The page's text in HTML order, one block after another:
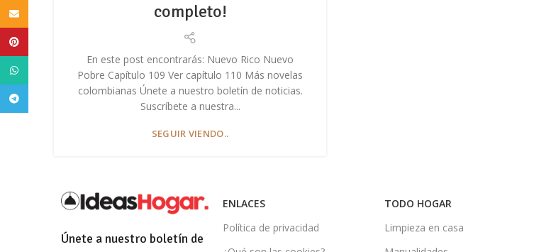
completo!
En este post encontrarás: Nuevo Rico Nuevo
Pobre Capítulo 109 Ver capítulo 110 Más novelas
colombianas Únete a nuestro boletín de noticias.
Suscríbete a nuestra...
SEGUIR VIENDO..
Únete a nuestro boletín de
ENLACES
Política de privacidad
TODO HOGAR
Limpieza en casa
WhatsApp